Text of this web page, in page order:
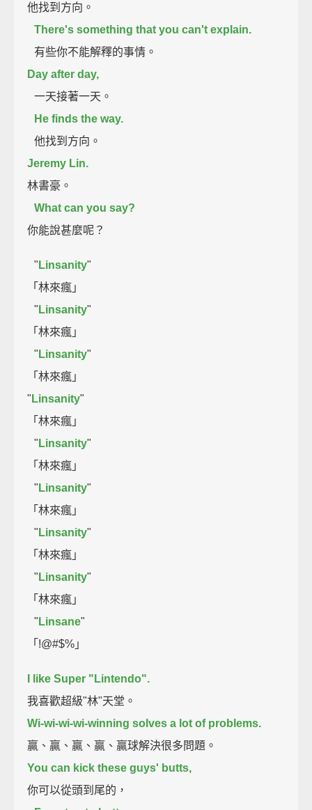
他找到方向。
There's something that you can't explain.
有些你不能解釋的事情。
Day after day,
一天接著一天。
He finds the way.
他找到方向。
Jeremy Lin.
林書豪。
What can you say?
你能說甚麼呢？
" Linsanity"
「林來瘋」
" Linsanity"
「林來瘋」
" Linsanity"
「林來瘋」
" Linsanity"
「林來瘋」
" Linsanity"
「林來瘋」
" Linsanity"
「林來瘋」
" Linsanity"
「林來瘋」
" Linsanity"
「林來瘋」
" Linsane"
「!@#$%」
I like Super "Lintendo".
我喜歡超級"林"天堂。
Wi-wi-wi-wi-winning solves a lot of problems.
贏、贏、贏、贏、贏球解決很多問題。
You can kick these guys' butts,
你可以從頭到尾的，